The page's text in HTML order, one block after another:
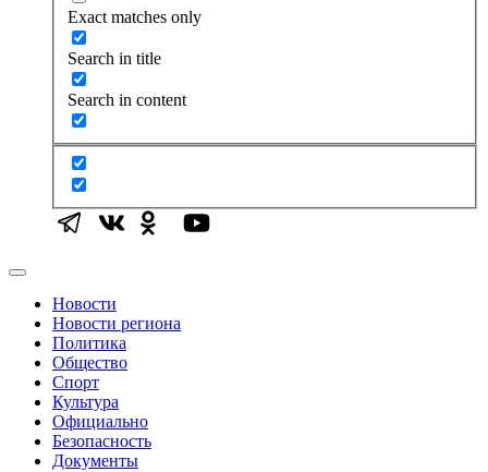
Exact matches only
Search in title
Search in content
Новости
Новости региона
Политика
Общество
Спорт
Культура
Официально
Безопасность
Документы